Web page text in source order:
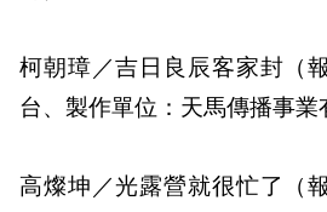
柯朝璋／吉日良辰客家封（
台、製作單位：天馬傳播事業
高燦坤／光露營就很忙了（